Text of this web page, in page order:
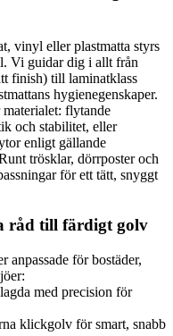
vinyl eller plastmatta styrs
Vi guidar dig i allt från
finish) till laminatklass
hygienegenskaper.
flytande
och stabilitet, eller
enligt gällande
trösklar, dörrposter och
för ett tätt, snyggt
råd till färdigt golv
anpassade för bostäder,
med precision för
klickgolv för smart, snabb